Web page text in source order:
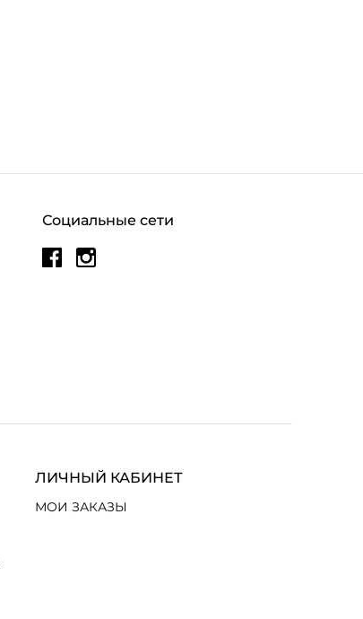
Социальные сети
ЛИЧНЫЙ КАБИНЕТ
МОИ ЗАКАЗЫ